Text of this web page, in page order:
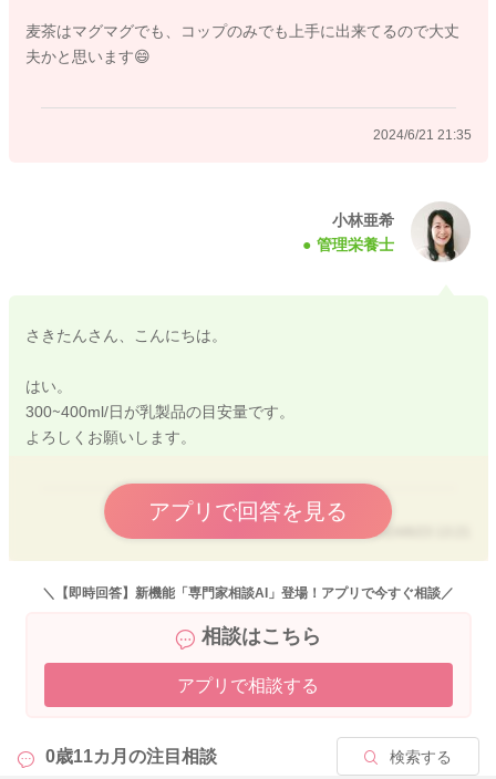
補食の摂取もできていますし、代わりにミルクを飲むこともあ
るとのことですし、問題ないかと思いますよ。ミルク以外から
2024/6/21 10:10
麦茶はマグマグでも、コップのみでも上手に出来てるので大丈
夫かと思います😄
2024/6/21 21:35
小林亜希
管理栄養士
さきたんさん、こんにちは。
はい。
300~400ml/日が乳製品の目安量です。
よろしくお願いします。
アプリで回答を見る
2024/6/23 13:21
＼【即時回答】新機能「専門家相談AI」登場！アプリで今すぐ相談／
相談はこちら
アプリで相談する
0歳11カ月の注目相談 検索する